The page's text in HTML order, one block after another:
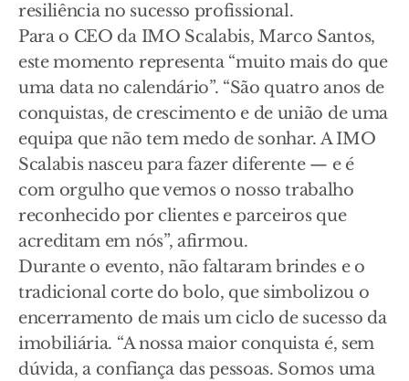
resiliência no sucesso profissional.
Para o CEO da IMO Scalabis, Marco Santos,
este momento representa “muito mais do que
uma data no calendário”. “São quatro anos de
conquistas, de crescimento e de união de uma
equipa que não tem medo de sonhar. A IMO
Scalabis nasceu para fazer diferente — e é
com orgulho que vemos o nosso trabalho
reconhecido por clientes e parceiros que
acreditam em nós”, afirmou.
Durante o evento, não faltaram brindes e o
tradicional corte do bolo, que simbolizou o
encerramento de mais um ciclo de sucesso da
imobiliária. “A nossa maior conquista é, sem
dúvida, a confiança das pessoas. Somos uma